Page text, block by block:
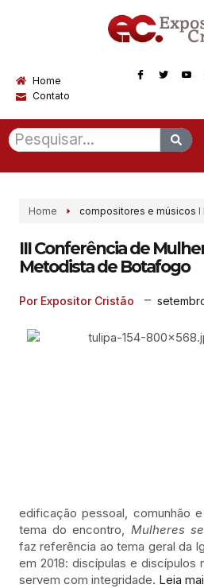
Home
Contato
Home compositores e músicos I
III Conferência de
Metodista de Botafogo
Por Expositor Cristão
edificação pessoal, comunhão
tema do encontro, Mulheres
faz referência ao tema geral da
em 2018: discípulas e discípulos
servem com integridade. Leia